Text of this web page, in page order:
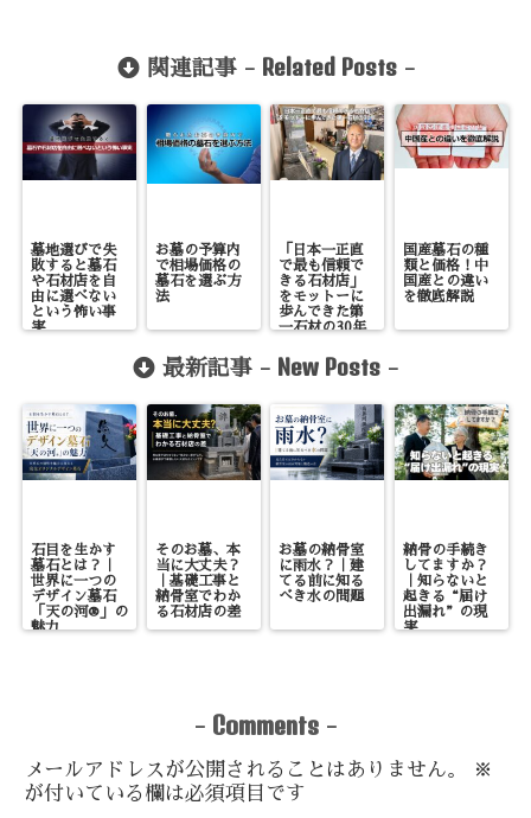
関連記事 - Related Posts-
墓地選びで失
敗すると墓石
や石材店を自
由に選べない
という怖い事
実
お墓の予算内
で相場価格の
墓石を選ぶ方
法
「日本一正直
で最も信頼で
きる石材店」
をモットーに
歩んできた第
一石材の30年
国産墓石の種
類と価格！中
国産との違い
を徹底解説
最新記事 - New Posts -
石目を生かす
墓石とは？｜
世界に一つの
デザイン墓石
「天の河®」の
魅力
そのお墓、本
当に大丈夫？
｜基礎工事と
納骨室でわか
る石材店の差
お墓の納骨室
に雨水？｜建
てる前に知る
べき水の問題
納骨の手続き
してますか？
｜知らないと
起きる“届け
出漏れ”の現
実
- Comments -
メールアドレスが公開されることはありません。
※
が付いている欄は必須項目です